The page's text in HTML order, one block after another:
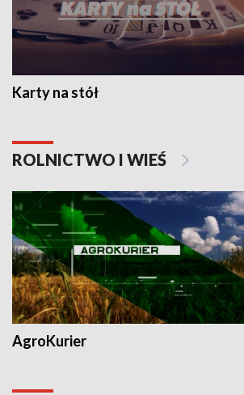
Karty na stół
ROLNICTWO I WIEŚ
AgroKurier